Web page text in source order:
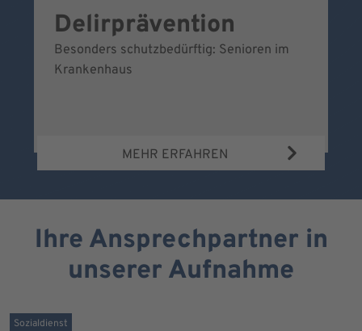
Delirprävention
Besonders schutzbedürftig: Senioren im
Krankenhaus
MEHR ERFAHREN
Ihre Ansprechpartner in
unserer Aufnahme
Sozialdienst